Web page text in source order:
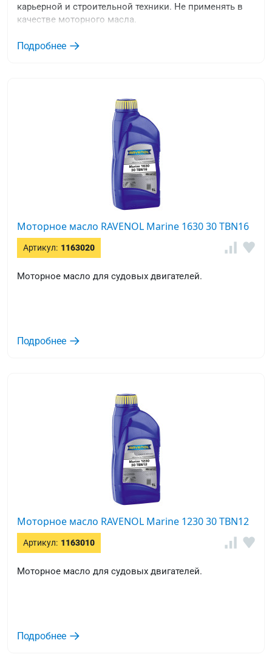
карьерной и строительной техники. Не применять в
качестве моторного масла.
Подробнее
Моторное масло RAVENOL Marine 1630 30 TBN16
Артикул: 1163020
Моторное масло для судовых двигателей.
Подробнее
Моторное масло RAVENOL Marine 1230 30 TBN12
Артикул: 1163010
Моторное масло для судовых двигателей.
Подробнее